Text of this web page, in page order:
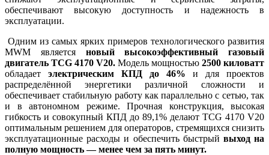
обеспечивают высокую доступность и надежность в
эксплуатации.
Одним из самых ярких примеров технологического развития
MWM является новый высокоэффективный газовый
двигатель TCG 4170 V20. Модель мощностью 2500 киловатт
обладает электрическим КПД до 46% и для проектов
распределённой энергетики различной сложности и
обеспечивает стабильную работу как параллельно с сетью, так
и в автономном режиме. Прочная конструкция, высокая
гибкость и совокупный КПД до 89,1% делают TCG 4170 V20
оптимальным решением для операторов, стремящихся снизить
эксплуатационные расходы и обеспечить быстрый выход на
полную мощность — менее чем за пять минут.